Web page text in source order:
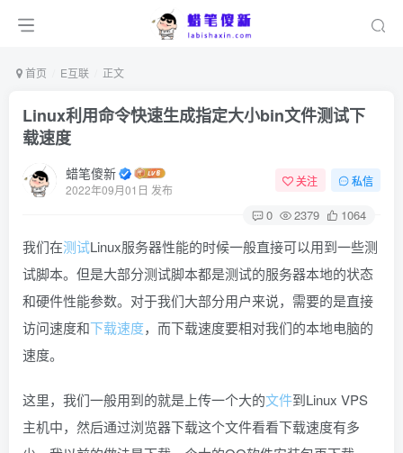
首页 E互联 正文
Linux利用命令快速生成指定大小bin文件测试下
载速度
蜡笔傻新
2022年09月01日 发布
关注 私信
0 2379 1064
我们在测试Linux服务器性能的时候一般直接可以用到一些测
试脚本。但是大部分测试脚本都是测试的服务器本地的状态
和硬件性能参数。对于我们大部分用户来说，需要的是直接
访问速度和下载速度，而下载速度要相对我们的本地电脑的
速度。
这里，我们一般用到的就是上传一个大的文件到Linux VPS
主机中，然后通过浏览器下载这个文件看看下载速度有多